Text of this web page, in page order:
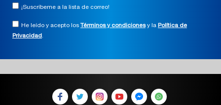
¡Suscríbeme a la lista de correo!
He leído y acepto los Términos y condicionesy la Política de
Privacidad.